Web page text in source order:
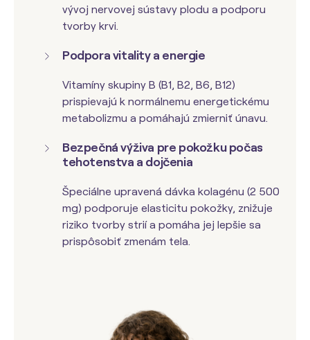
vývoj nervovej sústavy plodu a podporu
tvorby krvi.
Podpora vitality a energie
Vitamíny skupiny B (B1, B2, B6, B12)
prispievajú k normálnemu energetickému
metabolizmu a pomáhajú zmierniť únavu.
Bezpečná výživa pre pokožku počas
tehotenstva a dojčenia
Špeciálne upravená dávka kolagénu (2 500
mg) podporuje elasticitu pokožky, znižuje
riziko tvorby strií a pomáha jej lepšie sa
prispôsobiť zmenám tela.